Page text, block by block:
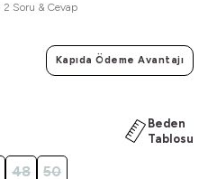
2 Soru & Cevap
Kapıda Ödeme Avantajı
Beden
Tablosu
48 50